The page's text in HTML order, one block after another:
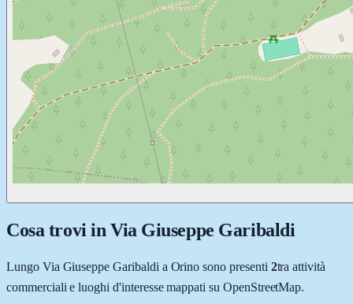
Cosa trovi in Via Giuseppe Garibaldi
Lungo Via Giuseppe Garibaldi a Orino sono presenti 2tra attività
commerciali e luoghi d'interesse mappati su OpenStreetMap.